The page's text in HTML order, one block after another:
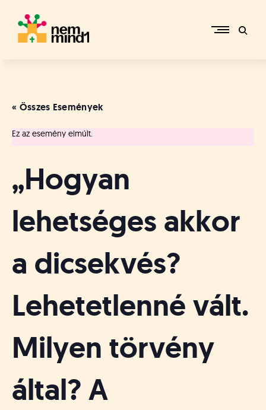
content
p
r
R
f
o
á
u
o
e
-
a
p
« Összes Események
Ez az esemény elmúlt.
„Hogyan
lehetséges akkor
a dicsekvés?
Lehetetlenné vált.
Milyen törvény
által? A